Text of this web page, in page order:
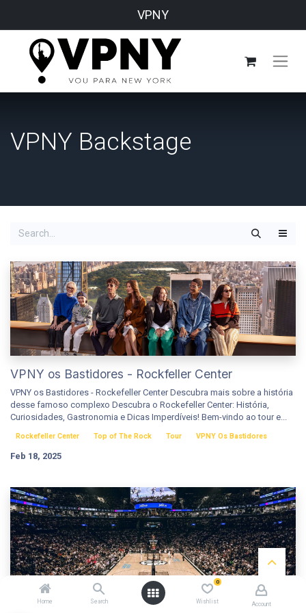
Home Search
0
Wishlist Account
VPNY
VPNY Backstage
VPNY os Bastidores - Rockfeller Center
VPNY os Bastidores - Rockefeller Center Descubra mais sobre a história
desse famoso complexo Descubra o Rockefeller Center: História,
Curiosidades, Gastronomia e Dicas Imperdíveis! Bem-vindo ao tour e...
Rockefeller Center Top of The Rock Tour VPNY Os Bastidores
Feb 18, 2025
O que visitar na Philadelphia em 1 dia?